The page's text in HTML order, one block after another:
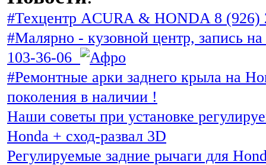
#Техцентр ACURA & HONDA 8 (926)
#Малярно - кузовной центр, запись
103-36-06
#Ремонтные арки заднего крыла на
поколения в наличии !
Наши советы при установке
Honda + сход-развал 3D
Регулируемые задние рычаги для